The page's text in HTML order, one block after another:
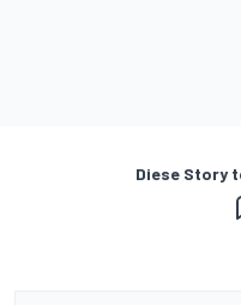
Diese Story